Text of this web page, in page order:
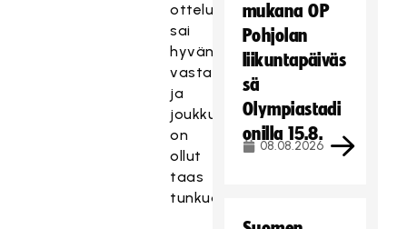
ottelu
sai
hyvän
vastaanoton
ja
joukkueisiin
on
ollut
taas
tunkua.
mukana OP
Pohjolan
liikuntapäiväs
sä
Olympiastadi
onilla 15.8.
08.08.2026